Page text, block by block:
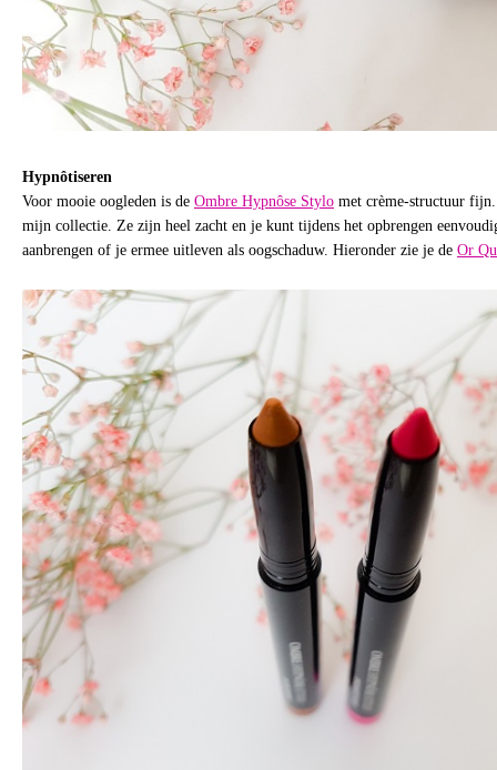
Hypnôtiseren
Voor mooie oogleden is de Ombre Hypnôse Stylo met crème-structuur
mijn collectie. Ze zijn heel zacht en je kunt tijdens het opbrengen
aanbrengen of je ermee uitleven als oogschaduw. Hieronder zie je de Or